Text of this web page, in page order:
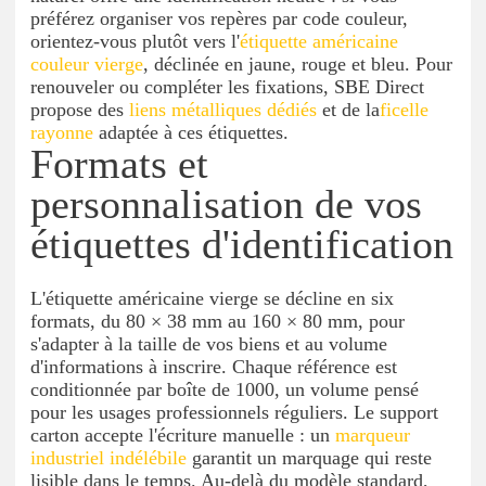
préférez organiser vos repères par code couleur,
orientez-vous plutôt vers l'étiquette américaine
couleur vierge, déclinée en jaune, rouge et bleu. Pour
renouveler ou compléter les fixations, SBE Direct
propose des liens métalliques dédiés et de laficelle
rayonne adaptée à ces étiquettes.
Formats et
personnalisation de vos
étiquettes d'identification
L'étiquette américaine vierge se décline en six
formats, du 80 × 38 mm au 160 × 80 mm, pour
s'adapter à la taille de vos biens et au volume
d'informations à inscrire. Chaque référence est
conditionnée par boîte de 1000, un volume pensé
pour les usages professionnels réguliers. Le support
carton accepte l'écriture manuelle : un marqueur
industriel indélébile garantit un marquage qui reste
lisible dans le temps. Au-delà du modèle standard,